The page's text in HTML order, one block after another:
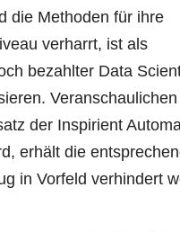
die Metho­den für ihre
ver­harrt, ist als
bezahl­ter Data
der Inspi­ri­ent
erhält die
in Vor­feld ver­hin­dert